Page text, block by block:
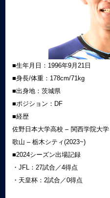
■生年月日：1996年9月21日
■身長/体重：178cm/71kg
■出身地：茨城県
■ポジション：DF
■経歴
佐野日本大学高校 – 関西学院大
歌山 – 栃木シティ(2023~)
■2024シーズン出場記録
・JFL：27試合／4得点
・天皇杯：2試合／0得点